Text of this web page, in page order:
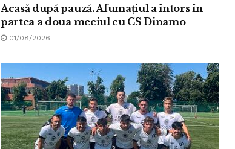
Acasă după pauză. Afumațiul a întors în
partea a doua meciul cu CS Dinamo
01/08/2026